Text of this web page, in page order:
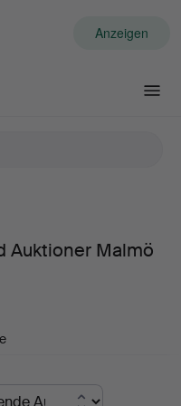
Anzeigen
Auktioner Malmö